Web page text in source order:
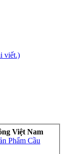
viết.)
Việt Nam
Phẩm Cầu